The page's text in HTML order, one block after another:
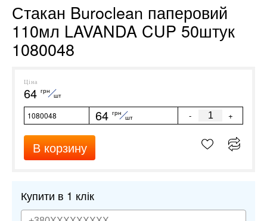
Стакан Buroclean паперовий
110мл LAVANDA CUP 50штук
1080048
Ціна
64 грн
шт
1080048 64 грн
шт - +
В корзину
Купити в 1 клік